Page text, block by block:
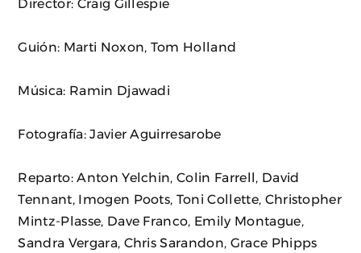
Director: Craig Gillespie
Guión: Marti Noxon, Tom Holland
Música: Ramin Djawadi
Fotografía: Javier Aguirresarobe
Reparto: Anton Yelchin, Colin Farrell, David
Tennant, Imogen Poots, Toni Collette, Christopher
Mintz-Plasse, Dave Franco, Emily Montague,
Sandra Vergara, Chris Sarandon, Grace Phipps